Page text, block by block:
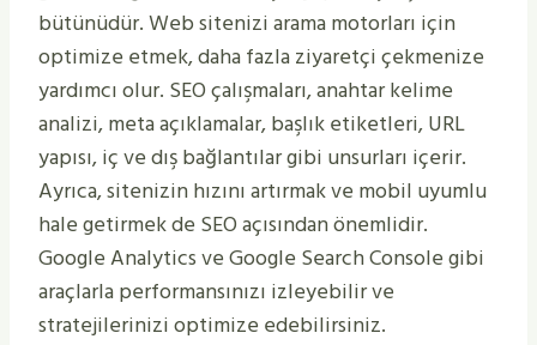
bütünüdür. Web sitenizi arama motorları için
optimize etmek, daha fazla ziyaretçi çekmenize
yardımcı olur. SEO çalışmaları, anahtar kelime
analizi, meta açıklamalar, başlık etiketleri, URL
yapısı, iç ve dış bağlantılar gibi unsurları içerir.
Ayrıca, sitenizin hızını artırmak ve mobil uyumlu
hale getirmek de SEO açısından önemlidir.
Google Analytics ve Google Search Console gibi
araçlarla performansınızı izleyebilir ve
stratejilerinizi optimize edebilirsiniz.